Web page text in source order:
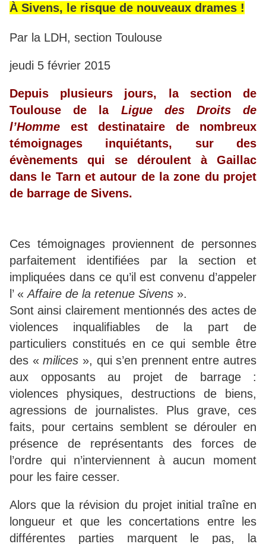
À Sivens, le risque de nouveaux drames !
Par la LDH, section Toulouse
jeudi 5 février 2015
Depuis plusieurs jours, la section de
Toulouse de la Ligue des Droits de
l’Homme est destinataire de nombreux
témoignages inquiétants, sur des
évènements qui se déroulent à Gaillac
dans le Tarn et autour de la zone du projet
de barrage de Sivens.
Ces témoignages proviennent de personnes
parfaitement identifiées par la section et
impliquées dans ce qu’il est convenu d’appeler
l’ «Affaire de la retenue Sivens ».
Sont ainsi clairement mentionnés des actes de
violences inqualifiables de la part de
particuliers constitués en ce qui semble être
des «milices », qui s’en prennent entre autres
aux opposants au projet de barrage :
violences physiques, destructions de biens,
agressions de journalistes. Plus grave, ces
faits, pour certains semblent se dérouler en
présence de représentants des forces de
l’ordre qui n’interviennent à aucun moment
pour les faire cesser.
Alors que la révision du projet initial traîne en
longueur et que les concertations entre les
différentes parties marquent le pas, la